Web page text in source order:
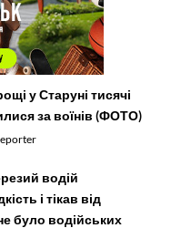
у Старуні тисячі
за воїнів (ФОТО)
водій
і тікав від
було водійських